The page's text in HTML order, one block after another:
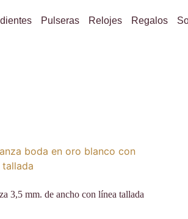
Pulseras Relojes Regalos
3,5 mm. de ancho con línea tallada